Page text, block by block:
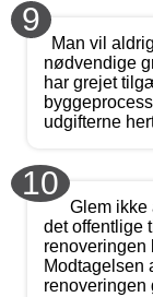
9
Man vil
nødvendige
har grejet
udgifterne
10
Glem ikke
det offentlige
renoveringen
Modtagelsen
renoveringen